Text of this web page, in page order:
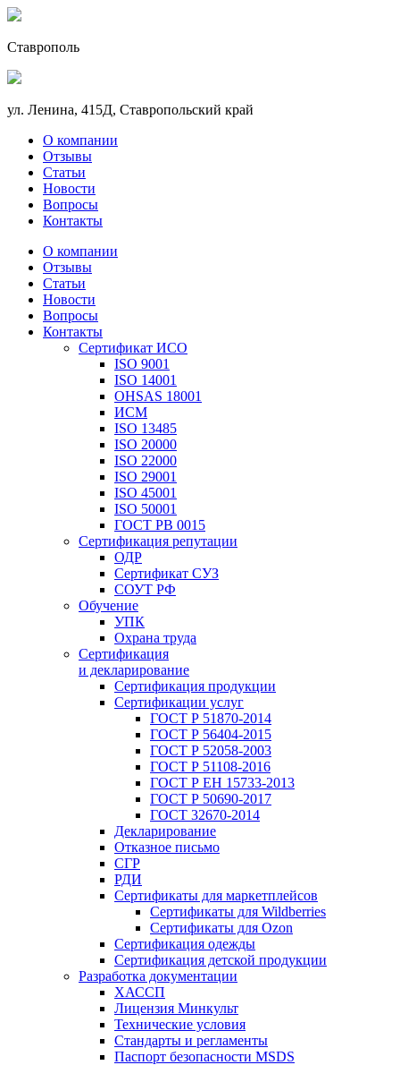
Ставрополь
ул. Ленина, 415Д, Ставропольский край
О компании
Отзывы
Статьи
Новости
Вопросы
Контакты
О компании
Отзывы
Статьи
Новости
Вопросы
Контакты
Сертификат ИСО
ISO 9001
ISO 14001
OHSAS 18001
ИСМ
ISO 13485
ISO 20000
ISO 22000
ISO 29001
ISO 45001
ISO 50001
ГОСТ РВ 0015
Сертификация репутации
ОДР
Сертификат СУЗ
СОУТ РФ
Обучение
УПК
Охрана труда
Сертификация
и декларирование
Сертификация продукции
Сертификации услуг
ГОСТ Р 51870-2014
ГОСТ Р 56404-2015
ГОСТ Р 52058-2003
ГОСТ Р 51108-2016
ГОСТ Р ЕН 15733-2013
ГОСТ Р 50690-2017
ГОСТ 32670-2014
Декларирование
Отказное письмо
СГР
РДИ
Сертификаты для маркетплейсов
Сертификаты для Wildberries
Сертификаты для Ozon
Сертификация одежды
Сертификация детской продукции
Разработка документации
ХАССП
Лицензия Минкульт
Технические условия
Стандарты и регламенты
Паспорт безопасности MSDS